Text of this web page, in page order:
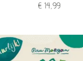
€ 14,99